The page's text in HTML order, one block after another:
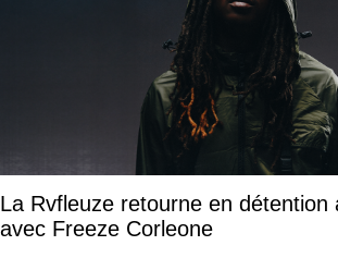
La Rvfleuze retourne en détention
avec Freeze Corleone